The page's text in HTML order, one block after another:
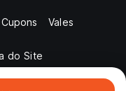
Cupons Vales
do Site